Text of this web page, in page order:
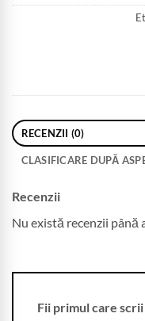
RECENZII (0)
CLASIFICARE DUPĂ
Recenzii
Nu există recenzii până
Fii primul care